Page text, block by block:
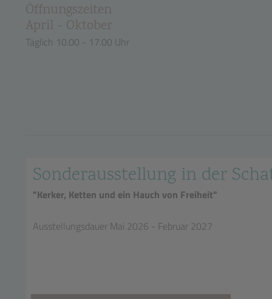
Öffnungszeiten
April - Oktober
Täglich 10.00 - 17.00 Uhr
Sonderausstellung in der
"Kerker, Ketten und ein Hauch von Freiheit"
Ausstellungsdauer Mai 2026 - Februar 2027